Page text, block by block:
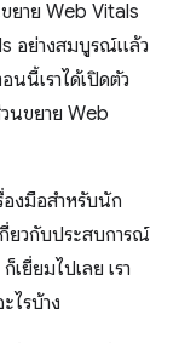
ยาย Web Vitals
อย่างสมบูรณ์แล้ว
นนี้เราได้เปิดตัว
นขยาย Web
องมือสำหรับนัก
ยวกับประสบการณ์
ยี่ยมไปเลย เรา
ไรบ้าง